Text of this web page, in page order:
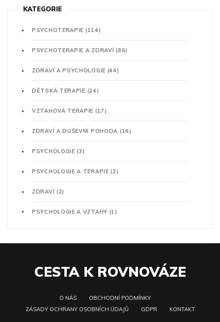
KATEGORIE
PSYCHOTERAPIE (114)
PSYCHOTERAPIE A ZDRAVÍ(86)
ZDRAVÍ A PSYCHOLOGIE (44)
DĚTSKÁ TERAPIE (24)
VZTAHOVÁ TERAPIE (17)
ZDRAVÍ A DUŠEVNÍ POHODA (16)
PSYCHOLOGIE(3)
PSYCHOLOGIE A TERAPIE(2)
ZDRAVÍ (2)
PSYCHOLOGIE A VZTAHY (1)
CESTA K ROVNOVÁZE
O NÁS
OBCHODNÍ PODMÍNKY
ZÁSADY OCHRANY OSOBNÍCH ÚDAJŮ
GDPR KONTAKT